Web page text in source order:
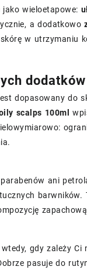
jako wieloetapowe:
a dodatkowo
w utrzymaniu
dopasowany do
scalps 100ml
ani
gdy zależy
pasuje do